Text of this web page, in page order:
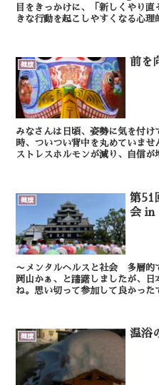
目をきっかけに、「新しくやり
きな行動を起こしやすくなる心
健康 前を
みなさんは日頃、姿勢に気を付
時、ついつい背中を丸めていませんか？ 背筋を伸ばし
ストレスホルモンが減り、自信が
健康
第51
会 in
〜メンタルヘルスと社会 多層的で
岡山かぁ、と躊躇しましたが、
ね。思い切って参加して良かったです。 学会に参加す
健康 温浴